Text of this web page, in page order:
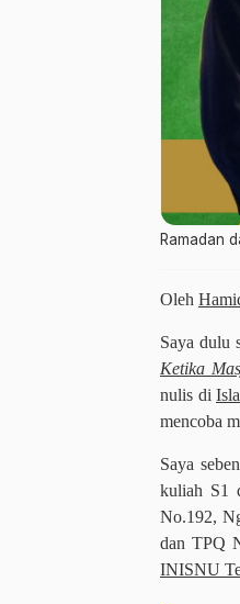
Ramadan
Oleh
Saya dulu
Ketika
nulis di
mencoba
Saya
kuliah S1
No.192,
dan TPQ
INISNU